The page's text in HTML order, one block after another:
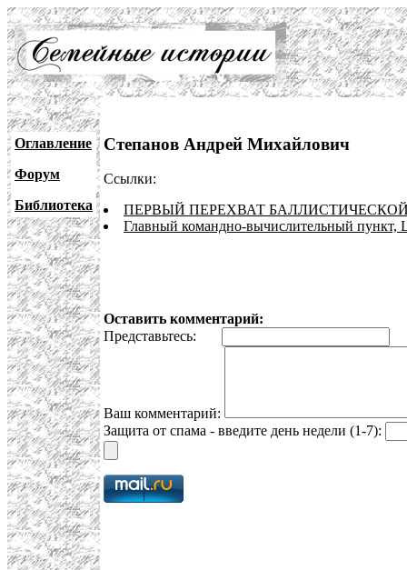
Оглавление
Форум
Библиотека
Степанов Андрей Михайлович
Ссылки:
ПЕРВЫЙ ПЕРЕХВАТ
Главный командно-вычислительный
Оставить комментарий:
Представьтесь:
Ваш комментарий:
Защита от спама - введите день недели (1-7):